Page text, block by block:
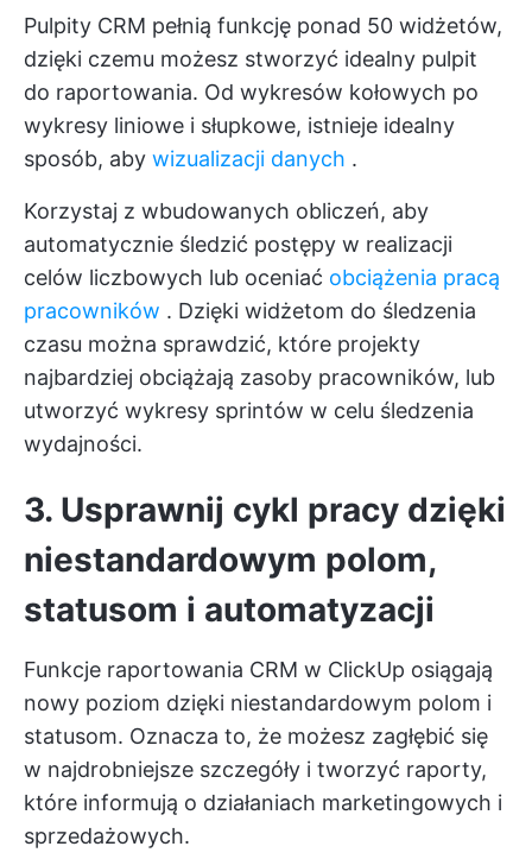
Pulpity CRM pełnią funkcję ponad 50 widżetów,
dzięki czemu możesz stworzyć idealny pulpit
do raportowania. Od wykresów kołowych po
wykresy liniowe i słupkowe, istnieje idealny
sposób, aby wizualizacji danych .
Korzystaj z wbudowanych obliczeń, aby
automatycznie śledzić postępy w realizacji
celów liczbowych lub oceniać obciążenia pracą
pracowników . Dzięki widżetom do śledzenia
czasu można sprawdzić, które projekty
najbardziej obciążają zasoby pracowników, lub
utworzyć wykresy sprintów w celu śledzenia
wydajności.
3. Usprawnij cykl pracy dzięki
niestandardowym polom,
statusom i automatyzacji
Funkcje raportowania CRM w ClickUp osiągają
nowy poziom dzięki niestandardowym polom i
statusom. Oznacza to, że możesz zagłębić się
w najdrobniejsze szczegóły i tworzyć raporty,
które informują o działaniach marketingowych i
sprzedażowych.